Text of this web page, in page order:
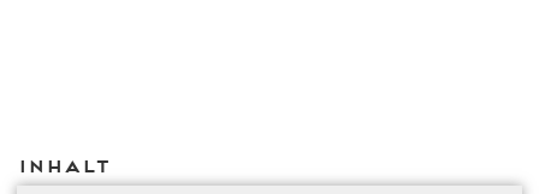
Inhalt